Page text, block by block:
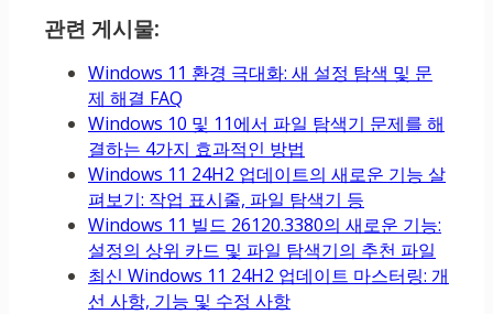
관련 게시물:
Windows 11 환경 극대화: 새 설정 탐색 및 문
제 해결 FAQ
Windows 10 및 11에서 파일 탐색기 문제를 해
결하는 4가지 효과적인 방법
Windows 11 24H2 업데이트의 새로운 기능 살
펴보기: 작업 표시줄, 파일 탐색기 등
Windows 11 빌드 26120.3380의 새로운 기능:
설정의 상위 카드 및 파일 탐색기의 추천 파일
최신 Windows 11 24H2 업데이트 마스터링: 개
선 사항, 기능 및 수정 사항